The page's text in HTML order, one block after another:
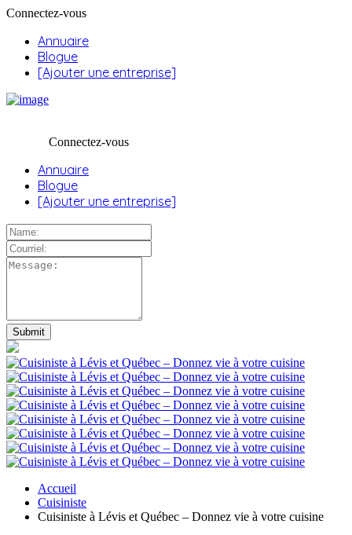
Connectez-vous
Annuaire
Blogue
[Ajouter une entreprise]
Connectez-vous
Annuaire
Blogue
[Ajouter une entreprise]
Accueil
Cuisiniste
Cuisiniste à Lévis et Québec – Donnez vie à votre cuisine